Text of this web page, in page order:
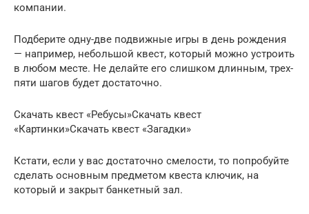
компании.
Подберите одну-две подвижные игры в день рождения
— например, небольшой квест, который можно устроить
в любом месте. Не делайте его слишком длинным, трех-
пяти шагов будет достаточно.
Скачать квест «Ребусы»Скачать квест
«Картинки»Скачать квест «Загадки»
Кстати, если у вас достаточно смелости, то попробуйте
сделать основным предметом квеста ключик, на
который и закрыт банкетный зал.